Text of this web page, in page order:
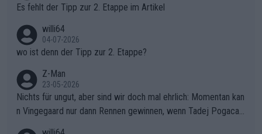
Es fehlt der Tipp zur 2. Etappe im Artikel
willi64
04-07-2026
wo ist denn der Tipp zur 2. Etappe?
Z-Man
23-05-2026
Nichts für ungut, aber sind wir doch mal ehrlich: Momentan kan
n Vingegaard nur dann Rennen gewinnen, wenn Tadej Pogacar